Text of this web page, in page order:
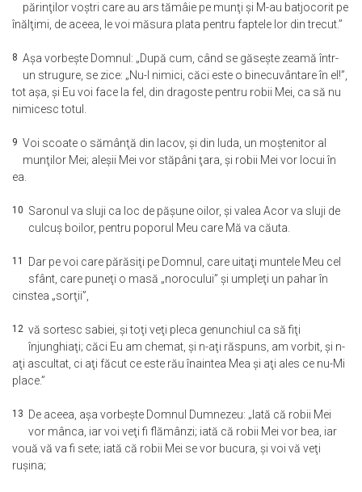
părinţilor voştri care au ars tămâie pe munţi şi M-au batjocorit pe
înălţimi, de aceea, le voi măsura plata pentru faptele lor din trecut.”
8 Aşa vorbeşte Domnul: „După cum, când se găseşte zeamă într-
un strugure, se zice: „Nu-l nimici, căci este o binecuvântare în el!”,
tot aşa, şi Eu voi face la fel, din dragoste pentru robii Mei, ca să nu
nimicesc totul.
9 Voi scoate o sămânţă din Iacov, şi din Iuda, un moştenitor al
munţilor Mei; aleşii Mei vor stăpâni ţara, şi robii Mei vor locui în
ea.
10 Saronul va sluji ca loc de păşune oilor, şi valea Acor va sluji de
culcuş boilor, pentru poporul Meu care Mă va căuta.
11 Dar pe voi care părăsiţi pe Domnul, care uitaţi muntele Meu cel
sfânt, care puneţi o masă „norocului” şi umpleţi un pahar în
cinstea „sorţii”,
12 vă sortesc sabiei, şi toţi veţi pleca genunchiul ca să fiţi
înjunghiaţi; căci Eu am chemat, şi n-aţi răspuns, am vorbit, şi n-
aţi ascultat, ci aţi făcut ce este rău înaintea Mea şi aţi ales ce nu-Mi
place.”
13 De aceea, aşa vorbeşte Domnul Dumnezeu: „Iată că robii Mei
vor mânca, iar voi veţi fi flămânzi; iată că robii Mei vor bea, iar
vouă vă va fi sete; iată că robii Mei se vor bucura, şi voi vă veţi
ruşina;